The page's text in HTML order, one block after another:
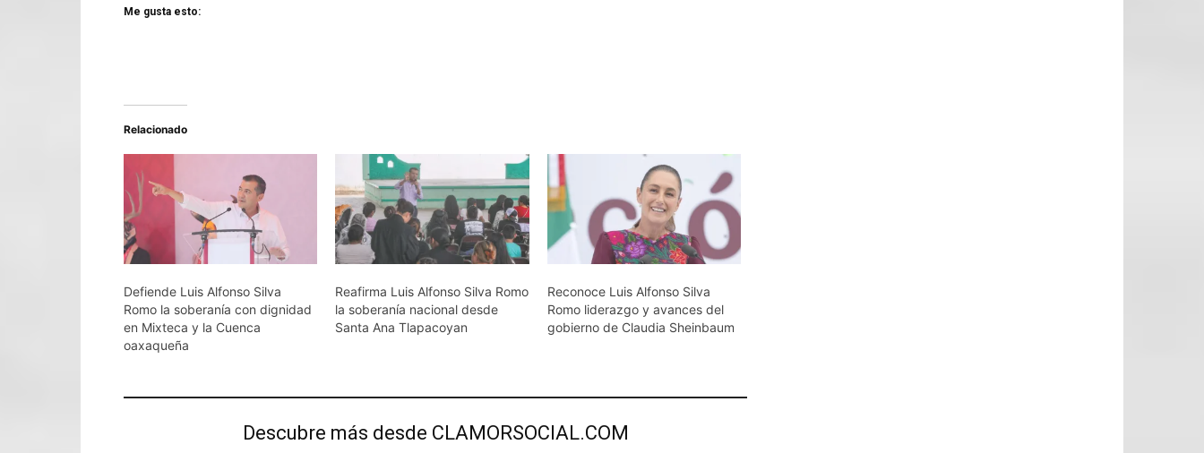
Me gusta esto:
Relacionado
Defiende Luis Alfonso Silva
Romo la soberanía con dignidad
en Mixteca y la Cuenca
oaxaqueña
Reafirma Luis Alfonso Silva Romo
la soberanía nacional desde
Santa Ana Tlapacoyan
Reconoce Luis Alfonso Silva
Romo liderazgo y avances del
gobierno de Claudia Sheinbaum
Descubre más desde CLAMORSOCIAL.COM